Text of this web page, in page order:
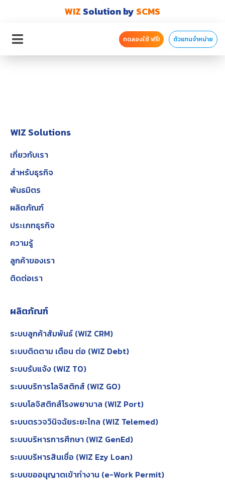
WIZ Solution by SCMS
ทดลองใช้ ฟรี! ตัวแทนจำหน่าย
WIZ Solutions
เกี่ยวกับเรา
สำหรับธุรกิจ
พันธมิตร
ผลิตภัณฑ์
ประเภทธุรกิจ
ความรู้
ลูกค้าของเรา
ติดต่อเรา
ผลิตภัณฑ์
ระบบลูกค้าสัมพันธ์ (WIZ CRM)
ระบบติดตาม เตือน ต่อ (WIZ Debt)
ระบบรับแจ้ง (WIZ TO)
ระบบบริการโลจิสติกส์ (WIZ GO)
ระบบโลจิสติกส์โรงพยาบาล (WIZ Port)
ระบบตรวจวินิจฉัยระยะไกล (WIZ Telemed)
ระบบบริหารการศึกษา (WIZ GenEd)
ระบบบริหารสินเชื่อ (WIZ Ezy Loan)
ระบบขออนุญาตเข้าทำงาน (e-Work Permit)